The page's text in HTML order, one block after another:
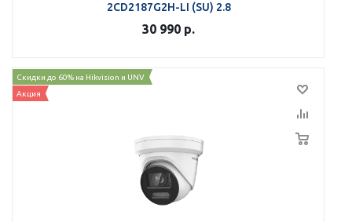
2CD2187G2H-LI (SU) 2.8
30 990 р.
Скидки до 60% на Hikvision и UNV
Акция